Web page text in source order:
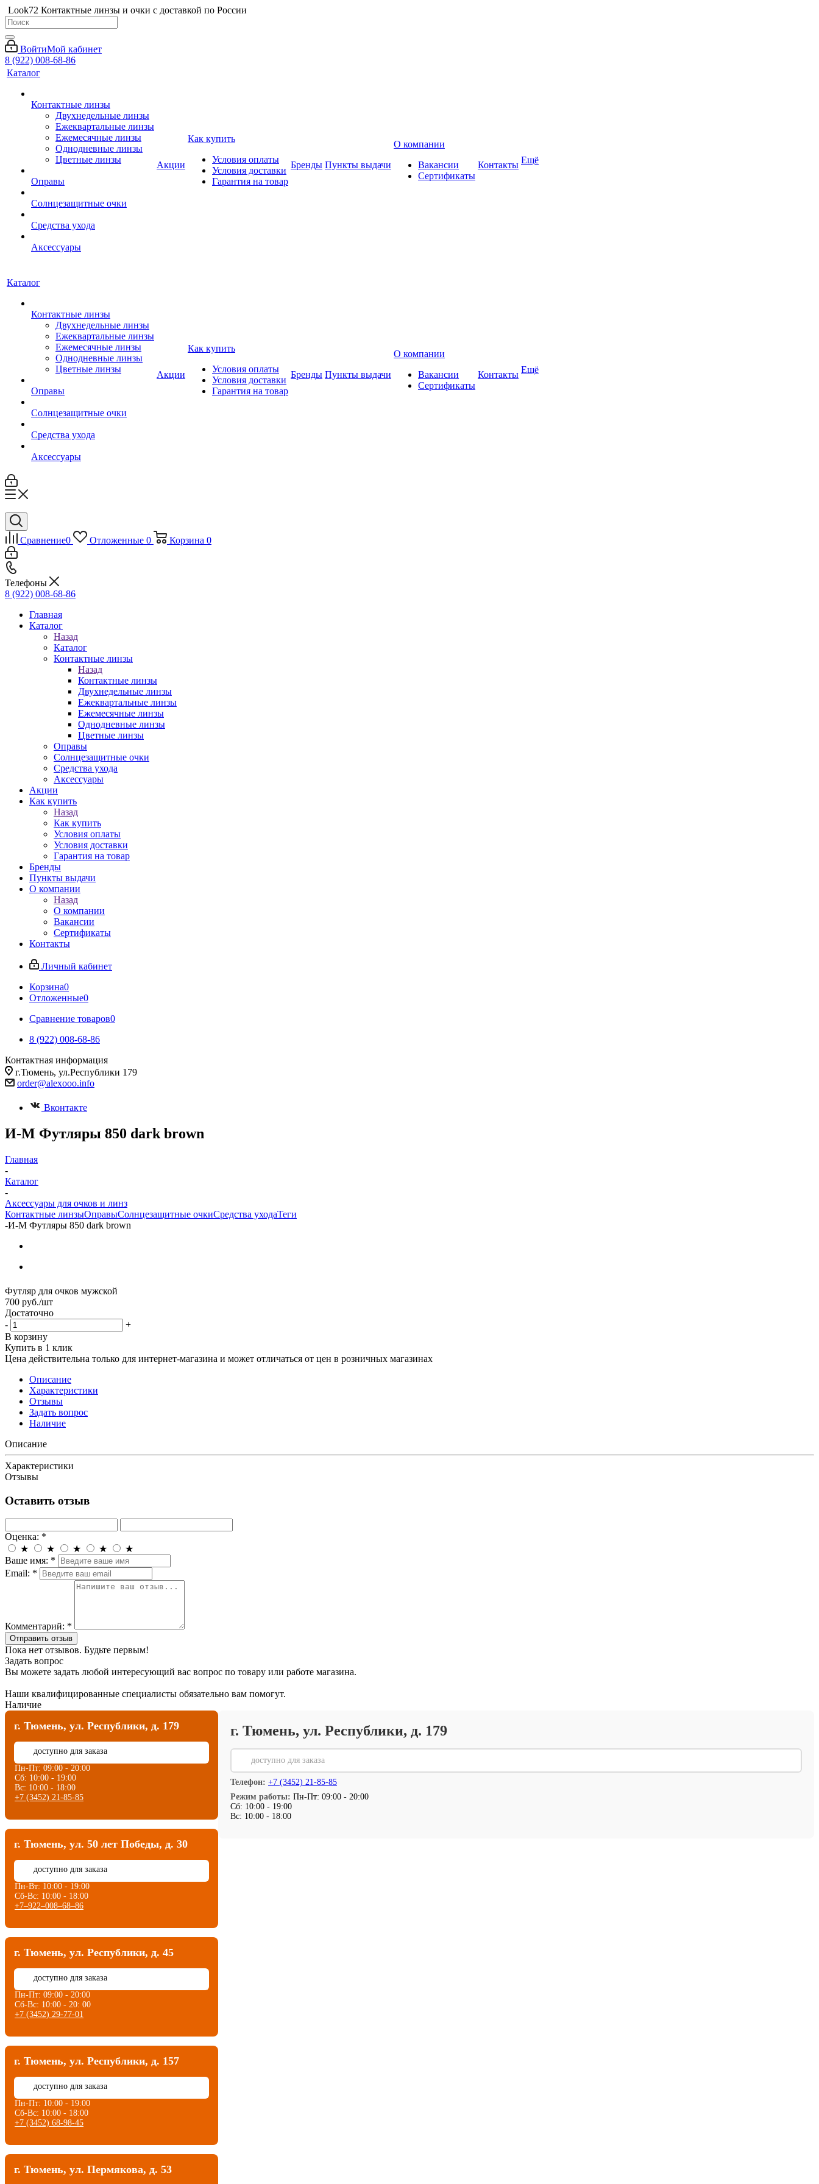
Look72 Контактные линзы и очки с доставкой по России
ВойтиМой кабинет
8 (922) 008-68-86
Каталог
Контактные линзы
Двухнедельные линзы
Ежеквартальные линзы
Ежемесячные линзы
Однодневные линзы
Цветные линзы
Оправы
Солнцезащитные очки
Средства ухода
Аксессуары
Акции
Как купить
Условия оплаты
Условия доставки
Гарантия на товар
Бренды Пункты выдачи
О компании
Вакансии
Сертификаты
Контакты Ещё
Каталог
Контактные линзы
Двухнедельные линзы
Ежеквартальные линзы
Ежемесячные линзы
Однодневные линзы
Цветные линзы
Оправы
Солнцезащитные очки
Средства ухода
Аксессуары
Акции
Как купить
Условия оплаты
Условия доставки
Гарантия на товар
Бренды Пункты выдачи
О компании
Вакансии
Сертификаты
Контакты Ещё
Сравнение0 Отложенные 0 Корзина 0
Телефоны
8 (922) 008-68-86
Главная
Каталог
Назад
Каталог
Контактные линзы
Назад
Контактные линзы
Двухнедельные линзы
Ежеквартальные линзы
Ежемесячные линзы
Однодневные линзы
Цветные линзы
Оправы
Солнцезащитные очки
Средства ухода
Аксессуары
Акции
Как купить
Назад
Как купить
Условия оплаты
Условия доставки
Гарантия на товар
Бренды
Пункты выдачи
О компании
Назад
О компании
Вакансии
Сертификаты
Контакты
Личный кабинет
Корзина0
Отложенные0
Сравнение товаров0
8 (922) 008-68-86
Контактная информация
г.Тюмень, ул.Республики 179
order@alexooo.info
Вконтакте
И-М Футляры 850 dark brown
Главная
-
Каталог
-
Аксессуары для очков и линз
Контактные линзыОправыСолнцезащитные очкиСредства уходаТеги
-И-М Футляры 850 dark brown
Футляр для очков мужской
700 руб./шт
Достаточно
-
+
В корзину
Купить в 1 клик
Цена действительна только для интернет-магазина и может отличаться от цен в розничных магазинах
Описание
Характеристики
Отзывы
Задать вопрос
Наличие
Описание
Характеристики
Отзывы
Оставить отзыв
Оценка: *
★
★ ★ ★
★
Ваше имя: *
Email: *
Комментарий: *
Отправить отзыв
Пока нет отзывов. Будьте первым!
Задать вопрос
Вы можете задать любой интересующий вас вопрос по товару или работе магазина.
Наши квалифицированные специалисты обязательно вам помогут.
Наличие
г. Тюмень, ул. Республики, д. 179
доступно для заказа
Пн-Пт: 09:00 - 20:00
Сб: 10:00 - 19:00
Вс: 10:00 - 18:00
+7 (3452) 21-85-85
г. Тюмень, ул. 50 лет Победы, д. 30
доступно для заказа
Пн-Вт: 10:00 - 19:00
Сб-Вс: 10:00 - 18:00
+7‒922‒008‒68‒86
г. Тюмень, ул. Республики, д. 45
доступно для заказа
Пн-Пт: 09:00 - 20:00
Сб-Вс: 10:00 - 20: 00
+7 (3452) 29-77-01
г. Тюмень, ул. Республики, д. 157
доступно для заказа
Пн-Пт: 10:00 - 19:00
Сб-Вс: 10:00 - 18:00
+7 (3452) 68-98-45
г. Тюмень, ул. Пермякова, д. 53
г. Тюмень, ул. Республики, д. 179
доступно для заказа
Телефон: +7 (3452) 21-85-85
Режим работы: Пн-Пт: 09:00 - 20:00
Сб: 10:00 - 19:00
Вс: 10:00 - 18:00